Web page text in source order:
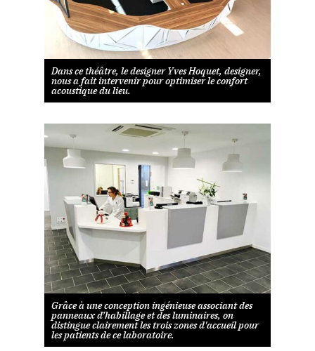
Dans ce théâtre, le designer Yves Hoquet, designer,
nous a fait intervenir pour optimiser le confort
acoustique du lieu.
Grâce à une conception ingénieuse associant des
panneaux d’habillage et des luminaires, on
distingue clairement les trois zones d'accueil pour
les patients de ce laboratoire.